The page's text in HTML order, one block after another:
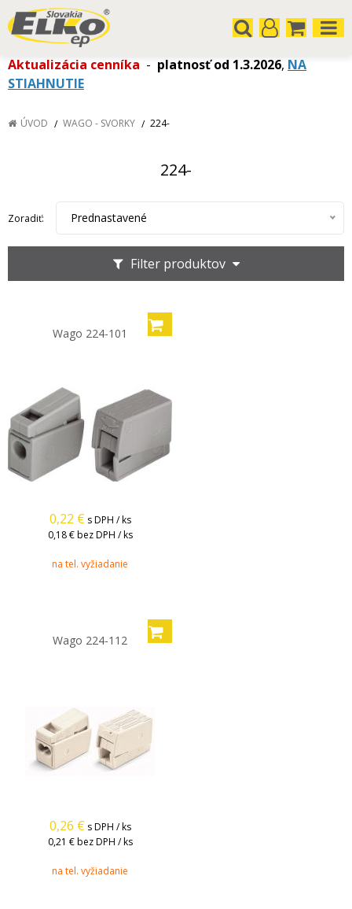
Aktualizácia cenníka - platnosť od 1.3.2026, NA
STIAHNUTIE
ÚVOD WAGO - SVORKY 224-
224-
Filter produktov
Zoradiť: Prednastavené
Wago 224-101
0,22 € s DPH / ks
0,18 € bez DPH / ks
na tel. vyžiadanie
Wago 224-112
0,26 € s DPH / ks
0,21 € bez DPH / ks
na tel. vyžiadanie